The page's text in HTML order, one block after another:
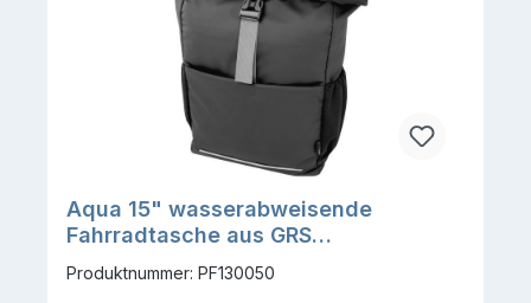
Aqua 15" wasserabweisende
Fahrradtasche aus GRS
Recyclingmaterial 20 L
Produktnummer: PF130050